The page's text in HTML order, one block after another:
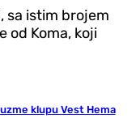
sa istim brojem
od Koma, koji
klupu Vest Hema